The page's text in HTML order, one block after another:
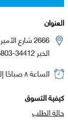
العنوان
2666 شارع الأمير تركي – الكورنيش , وحدة رقم 102
الخبر 34412-6803 , المملكة العربية السعودية
الساعة ٨ صباحًا إلى ٤ مساء من الأحد إلى الخميس
كيفية التسوق
حالة الطلب